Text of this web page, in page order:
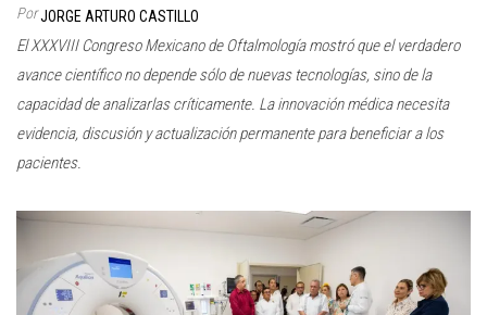
PorJORGE ARTURO CASTILLO
El XXXVIII Congreso Mexicano de Oftalmología mostró que el verdadero
avance científico no depende sólo de nuevas tecnologías, sino de la
capacidad de analizarlas críticamente. La innovación médica necesita
evidencia, discusión y actualización permanente para beneficiar a los
pacientes.